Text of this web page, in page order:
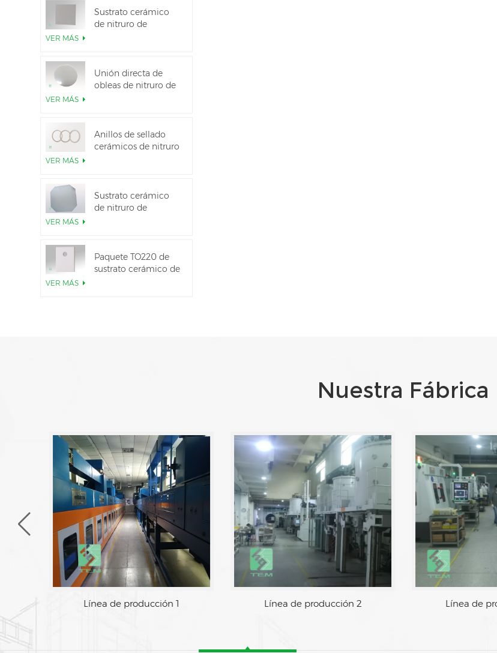
Sustrato cerámico
de nitruro de
VER MÁS
Unión directa de
obleas de nitruro de
VER MÁS
Anillos de sellado
cerámicos de nitruro
VER MÁS
Sustrato cerámico
de nitruro de
VER MÁS
Paquete TO220 de
sustrato cerámico de
VER MÁS
Nuestra Fábrica
Línea de producción 1 Línea de producción 2 Línea de